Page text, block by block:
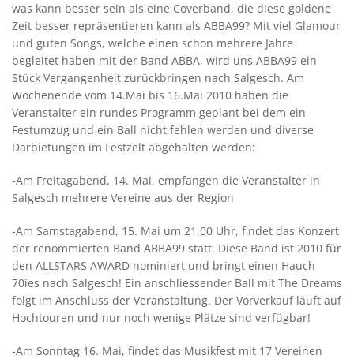
was kann besser sein als eine Coverband, die diese goldene
Zeit besser repräsentieren kann als ABBA99? Mit viel Glamour
und guten Songs, welche einen schon mehrere Jahre
begleitet haben mit der Band ABBA, wird uns ABBA99 ein
Stück Vergangenheit zurückbringen nach Salgesch. Am
Wochenende vom 14.Mai bis 16.Mai 2010 haben die
Veranstalter ein rundes Programm geplant bei dem ein
Festumzug und ein Ball nicht fehlen werden und diverse
Darbietungen im Festzelt abgehalten werden:
-Am Freitagabend, 14. Mai, empfangen die Veranstalter in
Salgesch mehrere Vereine aus der Region
-Am Samstagabend, 15. Mai um 21.00 Uhr, findet das Konzert
der renommierten Band ABBA99 statt. Diese Band ist 2010 für
den ALLSTARS AWARD nominiert und bringt einen Hauch
70ies nach Salgesch! Ein anschliessender Ball mit The Dreams
folgt im Anschluss der Veranstaltung. Der Vorverkauf läuft auf
Hochtouren und nur noch wenige Plätze sind verfügbar!
-Am Sonntag 16. Mai, findet das Musikfest mit 17 Vereinen